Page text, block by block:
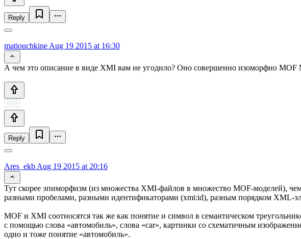
Reply
matiouchkine Aug 19 2015 at 16:30
А чем это описание в виде XMI вам не угодило? Оно совершенно изоморфно MOF
Reply
Ares_ekb Aug 19 2015 at 20:16
Тут скорее эпиморфизм (из множества XMI-файлов в множество MOF-моделей),
разными пробелами, разными идентификаторами (xmi:id), разным порядком XML-
MOF и XMI соотносятся так же как понятие и символ в семантическом
с помощью слова «автомобиль», слова «car», картинки со схематичным
одно и тоже понятие «автомобиль».